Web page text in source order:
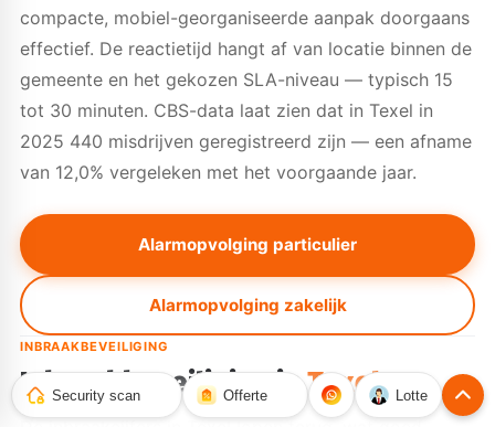
compacte, mobiel-georganiseerde aanpak doorgaans
effectief. De reactietijd hangt af van locatie binnen de
gemeente en het gekozen SLA-niveau — typisch 15
tot 30 minuten. CBS-data laat zien dat in Texel in
2025 440 misdrijven geregistreerd zijn — een afname
van 12,0% vergeleken met het voorgaande jaar.
Alarmopvolging particulier
Alarmopvolging zakelijk
INBRAAKBEVEILIGING
Inbraakbeveiliging inTexel
Security scan Offerte Lotte